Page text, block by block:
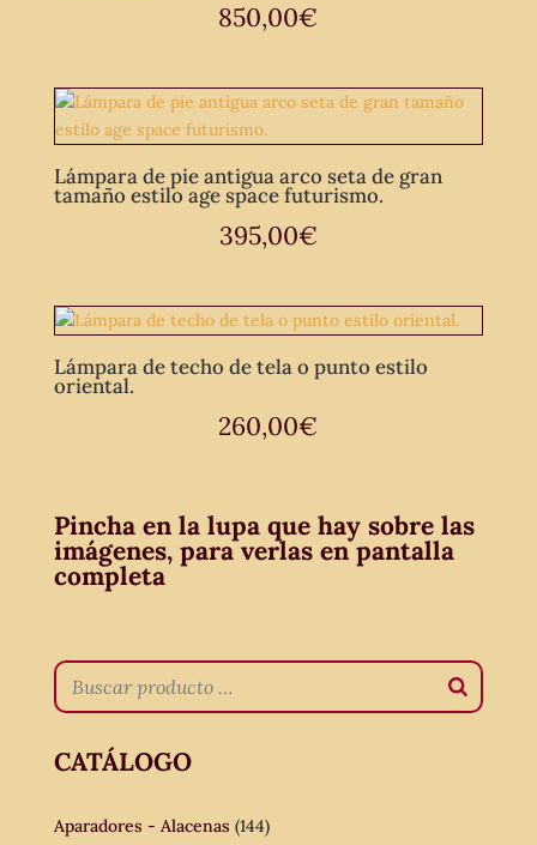
850,00€
Lámpara de pie antigua arco seta de gran
tamaño estilo age space futurismo.
395,00€
Lámpara de techo de tela o punto estilo
oriental.
260,00€
Pincha en la lupa que hay sobre las
imágenes, para verlas en pantalla
completa
CATÁLOGO
Aparadores - Alacenas (144)